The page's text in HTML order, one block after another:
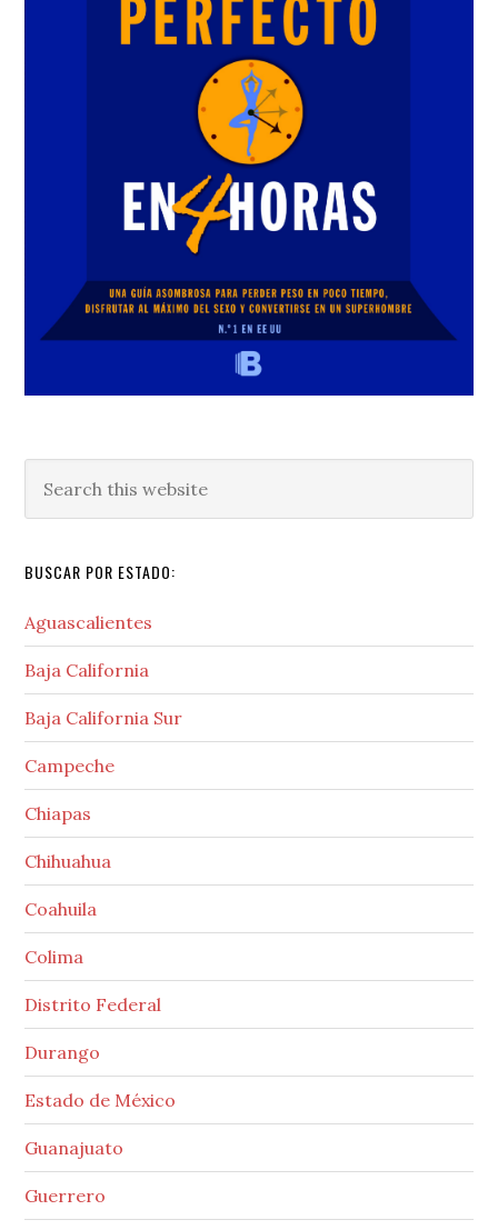
this
BUSCAR POR ESTADO:
Aguascalientes
Baja California
Baja California Sur
Campeche
Chiapas
Chihuahua
Coahuila
Colima
Distrito Federal
Durango
Estado de México
Guanajuato
Guerrero